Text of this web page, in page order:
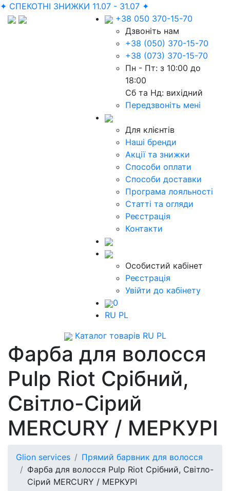
✦ СПЕКОТНІ ЗНИЖКИ 11.07 - 31.07 ✦
+38 050 370-15-70
Дзвоніть нам
+38 (050) 370-15-70
+38 (073) 370-15-70
Пн - Пт: з 10:00 до
18:00
Сб та Нд: вихідний
Передзвоніть мені
Для клієнтів
Наші бренди
Акції та знижки
Способи оплати
Способи доставки
Програма лояльності
Статті та огляди
Реєстрація
Контакти
Особистий кабінет
Реєстрація
Увійти до кабінету
0
RU PL
Каталог товарів RU PL
Фарба для волосся
Pulp Riot Срібний,
Світло-Сірий
MERCURY / МЕРКУРІ
Glion services
Прямий барвник для волосся
Фарба для волосся Pulp Riot Срібний, Світло-
Сірий MERCURY / МЕРКУРІ